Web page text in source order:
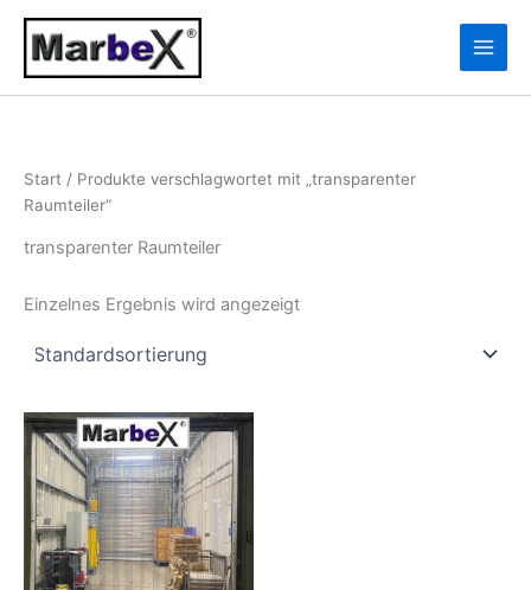
Zum
Inhalt
springen
Start / Produkte verschlagwortet mit „transparenter
Raumteiler“
transparenter Raumteiler
Einzelnes Ergebnis wird angezeigt